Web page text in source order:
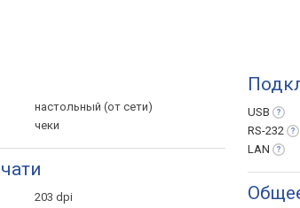
настольный (от сети)
чеки
203 dpi
USB
RS-232
LAN